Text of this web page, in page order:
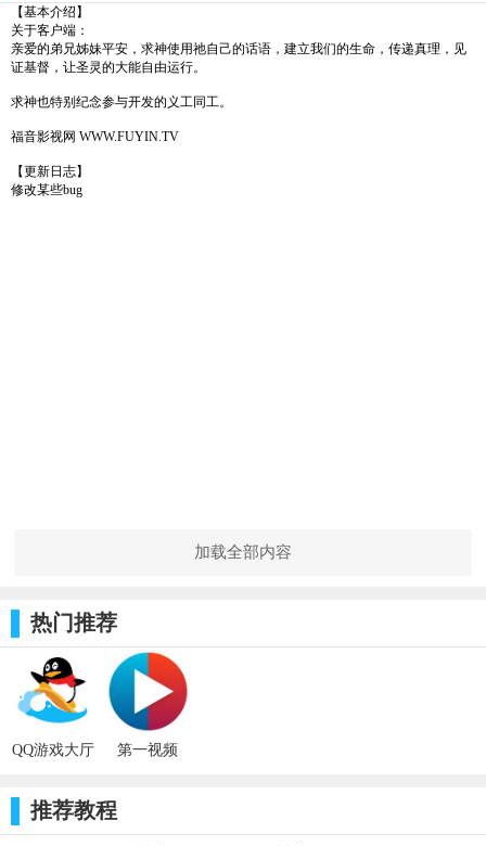
【基本介绍】
关于客户端：
亲爱的弟兄姊妹平安，求神使用祂自己的话语，建立我们的生命，传递真理，见
证基督，让圣灵的大能自由运行。
求神也特别纪念参与开发的义工同工。
福音影视网 WWW.FUYIN.TV
【更新日志】
修改某些bug
加载全部内容
热门推荐
QQ游戏大厅
第一视频
推荐教程